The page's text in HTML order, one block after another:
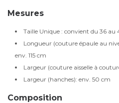
Mesures
Taille Unique : convient du 36 au
Longueur (couture épaule au
env. 115 cm
Largeur (couture aisselle à
Largeur (hanches): env. 50 cm
Composition